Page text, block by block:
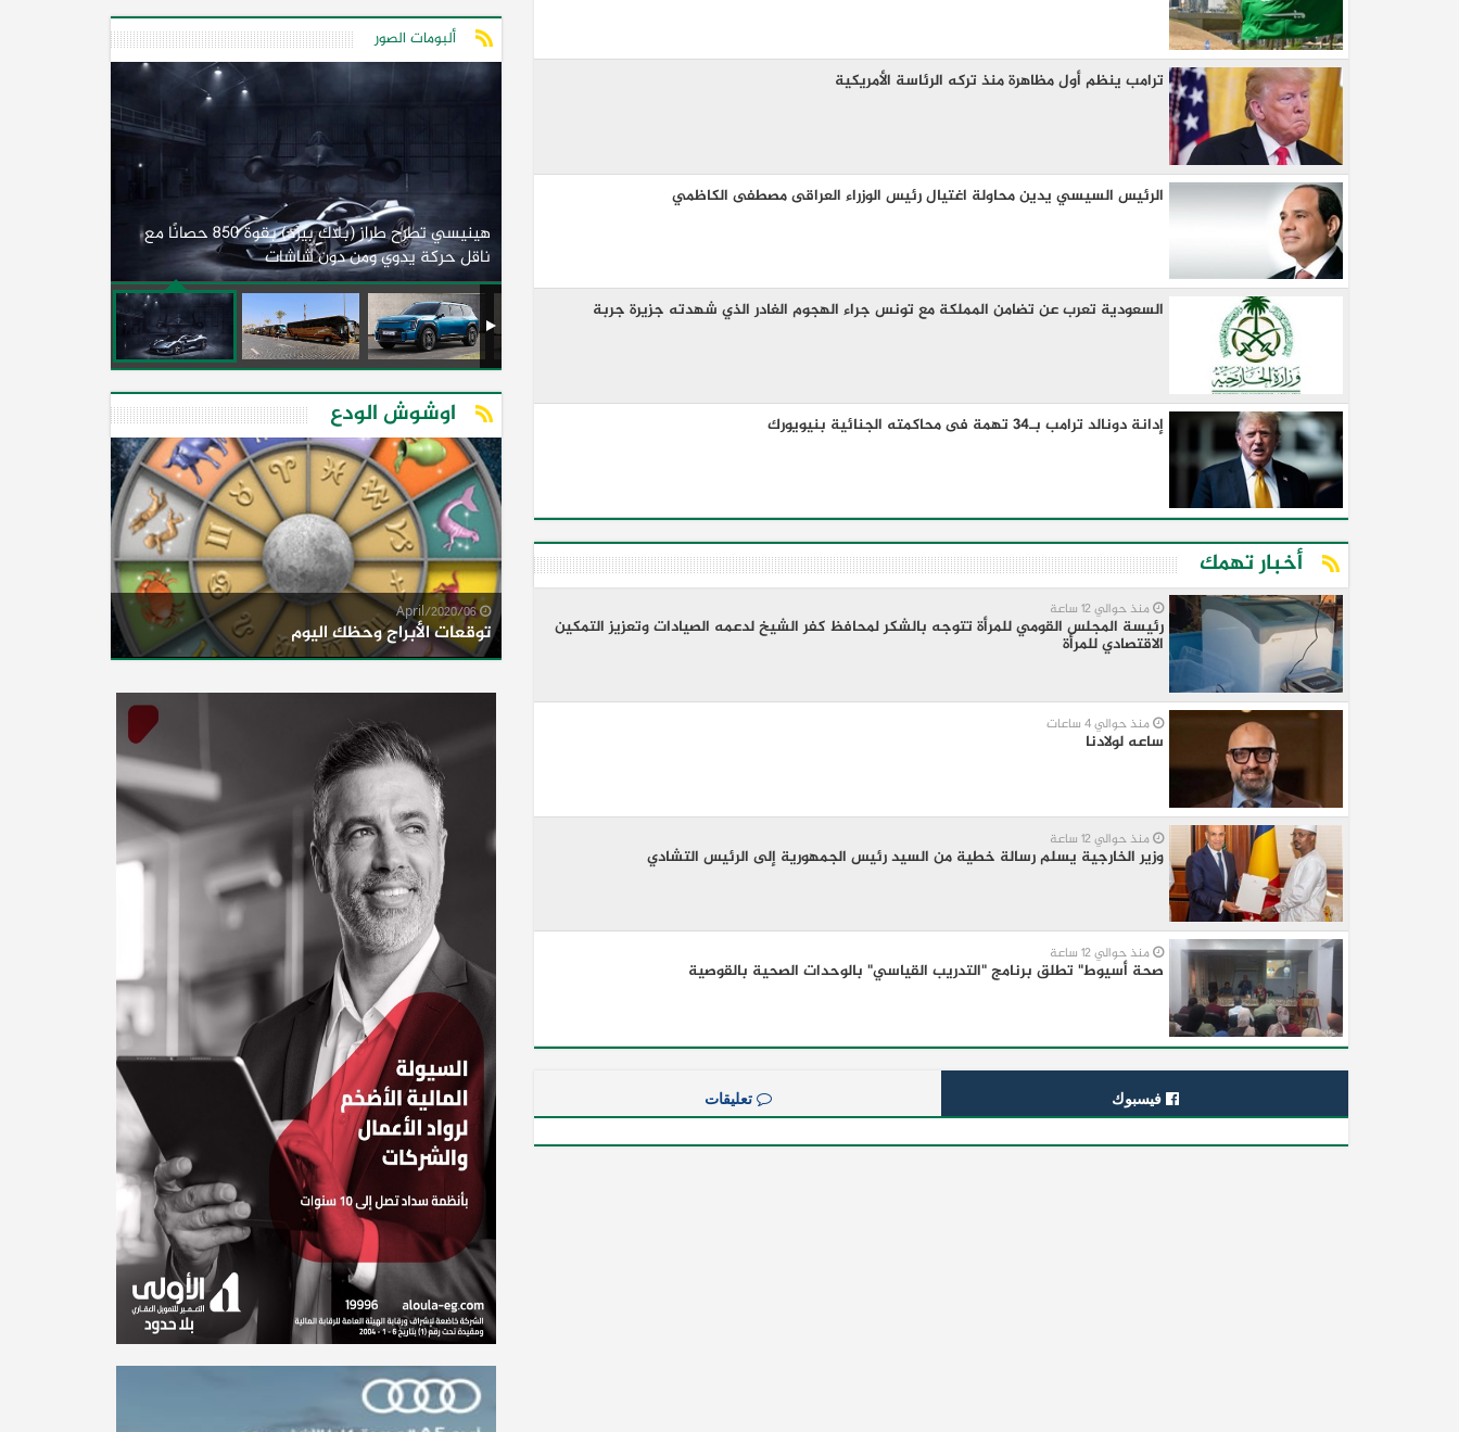
ترامب ينظم أول مظاهرة منذ تركه الرئاسة الأمريكية
الرئيس السيسي يدين محاولة اغتيال رئيس الوزراء العراقى مصطفى الكاظمي
السعودية تعرب عن تضامن المملكة مع تونس جراء الهجوم الغادر الذي شهدته جزيرة جربة
إدانة دونالد ترامب بـ34 تهمة فى محاكمته الجنائية بنيويورك
أخبار تهمك
منذ حوالي 12 ساعة
رئيسة المجلس القومي للمرأة تتوجه بالشكر لمحافظ كفر الشيخ لدعمه الصيادات وتعزيز التمكين
الاقتصادي للمرأة
منذ حوالي 4 ساعات
ساعه لولادنا
منذ حوالي 12 ساعة
وزير الخارجية يسلم رسالة خطية من السيد رئيس الجمهورية إلى الرئيس التشادي
منذ حوالي 12 ساعة
صحة أسيوط" تطلق برنامج "التدريب القياسي" بالوحدات الصحية بالقوصية
فيسبوك تعليقات
ألبومات الصور
هينيسي تطرح طراز (بلاك بيرد) بقوة 850 حصانًا مع
ناقل حركة يدوي ومن دون شاشات
وزير النقل يدشن 20 أتوبيسًا جديدًا مكيفًا من إنتاج شركة
العائلية
اوشوش الودع
06/April/2020
توقعات الأبراج وحظك اليوم